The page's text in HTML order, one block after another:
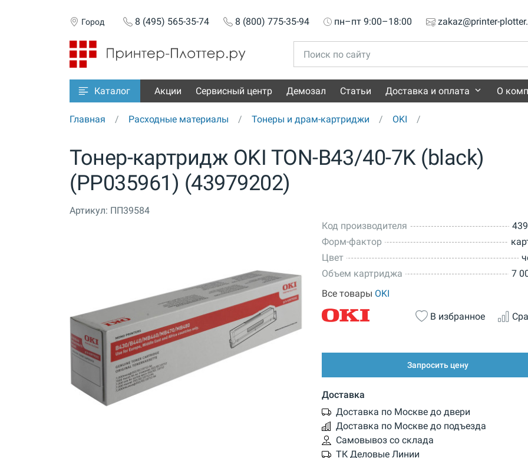
Город 8 (495) 565-35-74 8 (800) 775-35-94 пн–пт 9:00–18:00 zakaz@printer-
Каталог Акции Сервисный центр Демозал Статьи Доставка и оплата О
Главная Расходные материалы Тонеры и драм-картриджи OKI
Тонер-картридж OKI TON-B43/40-7K (black)
(PP035961) (43979202)
Артикул: ПП39584
Код производителя
Форм-фактор
Цвет
Объем картриджа
7
Все товары OKI
В избранное
Запросить цену
Доставка
Доставка по Москве до двери
Доставка по Москве до подъезда
Самовывоз со склада
ТК Деловые Линии